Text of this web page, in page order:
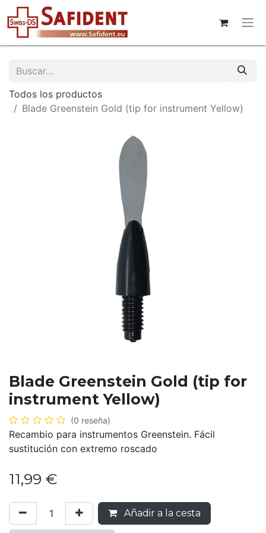
Todos los productos
Blade Greenstein Gold (tip for instrument Yellow)
Blade Greenstein Gold (tip for
instrument Yellow)
(0 reseña)
Recambio para instrumentos Greenstein. Fácil
sustitución con extremo roscado
11,99 €
Añadir a la cesta